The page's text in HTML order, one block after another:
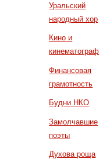
Уральский
народный хор
Кино и
кинематограф
Финансовая
грамотность
Будни НКО
Замолчавшие
поэты
Духова роща